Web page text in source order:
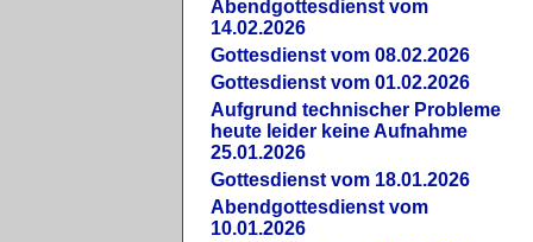
Abendgottesdienst vom
14.02.2026
Gottesdienst vom 08.02.2026
Gottesdienst vom 01.02.2026
Aufgrund technischer Probleme
heute leider keine Aufnahme
25.01.2026
Gottesdienst vom 18.01.2026
Abendgottesdienst vom
10.01.2026